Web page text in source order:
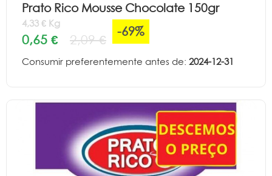
Prato Rico Mousse Chocolate 150gr
4,33 € Kg
0,65 € 2,09 €
-69%
Consumir preferentemente antes de: 2024-12-31